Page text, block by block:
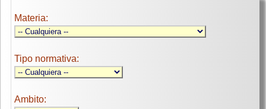
Materia:
Tipo normativa:
Ambito: